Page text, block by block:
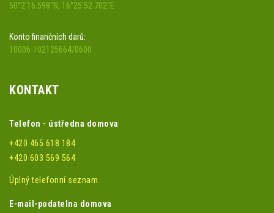
50°2'16.598"N, 16°25'52.702"E
Konto finančních darů:
10006-102125664/0600
KONTAKT
Telefon - ústředna domova
+420 465 618 184
+420 603 569 564
Úplný telefonní seznam
E-mail-podatelna domova